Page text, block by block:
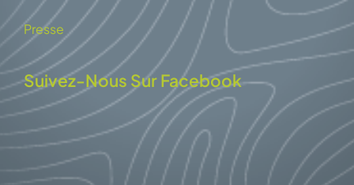
Presse
Suivez-Nous Sur Facebook